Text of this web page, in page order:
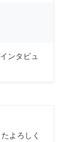
ンタビュ
よろしく